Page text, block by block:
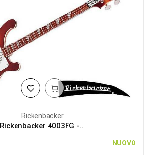
Rickenbacker
Rickenbacker 4003FG -...
NUOVO